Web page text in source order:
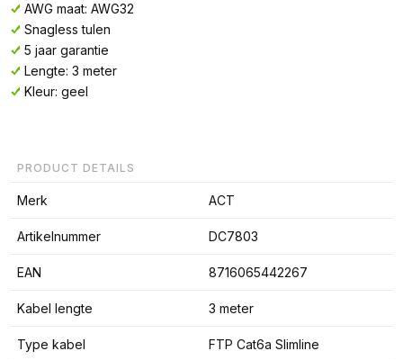
AWG maat: AWG32
Snagless tulen
5 jaar garantie
Lengte: 3 meter
Kleur: geel
PRODUCT DETAILS
Merk ACT
Artikelnummer DC7803
EAN 8716065442267
Kabel lengte 3 meter
Type kabel FTP Cat6a Slimline